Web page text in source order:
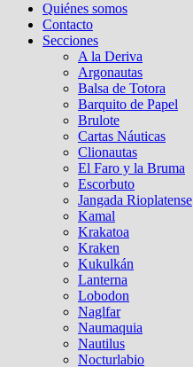
Quiénes somos
Contacto
Secciones
A la Deriva
Argonautas
Balsa de Totora
Barquito de Papel
Brulote
Cartas Náuticas
Clionautas
El Faro y la Bruma
Escorbuto
Jangada Rioplatense
Kamal
Krakatoa
Kraken
Kukulkán
Lanterna
Lobodon
Naglfar
Naumaquia
Nautilus
Nocturlabio